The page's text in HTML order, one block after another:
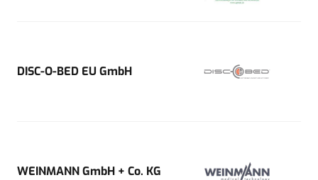
DISC-O-BED EU GmbH
WEINMANN GmbH + Co. KG